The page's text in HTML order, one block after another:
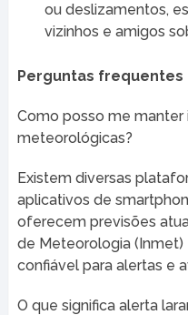
ou deslizamentos,
vizinhos e amigos
Perguntas frequentes
Como posso me
meteorológicas?
Existem diversas
aplicativos de
oferecem previsões
de Meteorologia
confiável para alertas e
O que significa alerta